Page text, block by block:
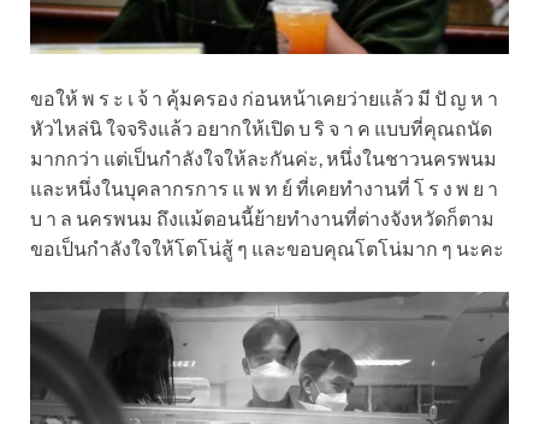
ขอให้ พ ร ะ เ จ้ า คุ้มครอง ก่อนหน้าเคยว่ายแล้ว มี ปั ญ ห า
หัวไหล่นิ ใจจริงแล้ว อยากให้เปิด บ ริ จ า ค แบบที่คุณถนัด
มากกว่า แต่เป็นกำลังใจให้ละกันค่ะ, หนึ่งในชาวนครพนม
และหนึ่งในบุคลากรการ แ พ ท ย์ ที่เคยทำงานที่ โ ร ง พ ย า
บ า ล นครพนม ถึงแม้ตอนนี้ย้ายทำงานที่ต่างจังหวัดก็ตาม
ขอเป็นกำลังใจให้โตโน่สู้ ๆ และขอบคุณโตโน่มาก ๆ นะคะ